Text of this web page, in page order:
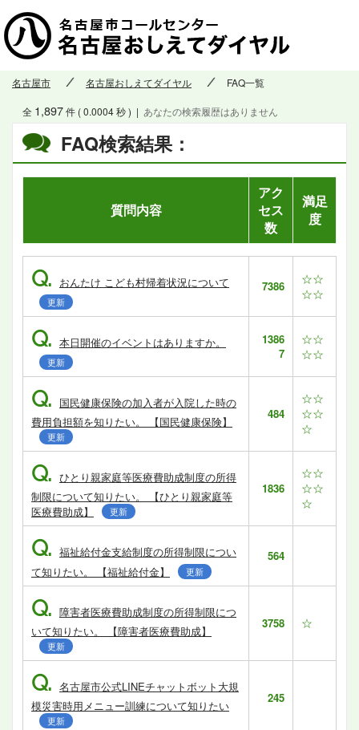
名古屋市 名古屋おしえてダイヤル FAQ一覧
FAQ検索結果：
全 1,897件 ( 0.0004 秒 ) | あなたの検索履歴はありません
質問内容
アク
セス
数
満足
度
Q. おんたけ こども村帰着状況について
更新
7386
☆☆
☆☆
Q. 本日開催のイベントはありますか。
更新
1386
7
☆☆
☆☆
Q. 国民健康保険の加入者が入院した時の
費用負担額を知りたい。 【国民健康保険】
更新
484
☆☆
☆☆
☆
Q. ひとり親家庭等医療費助成制度の所得
制限について知りたい。 【ひとり親家庭等
医療費助成】
更新
1836
☆☆
☆☆
☆
Q. 福祉給付金支給制度の所得制限につい
て知りたい。 【福祉給付金】
更新
564
Q. 障害者医療費助成制度の所得制限につ
いて知りたい。 【障害者医療費助成】
更新
3758 ☆
Q. 名古屋市公式LINEチャットボット大規
模災害時用メニュー訓練について知りたい
更新
245